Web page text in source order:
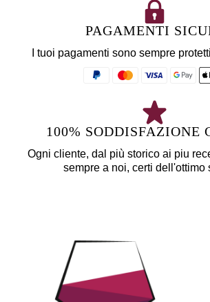
PAGAMENTI
I tuoi pagamenti sono sempre
100% SODDISFAZIONE
Ogni cliente, dal più storico ai piu
sempre a noi, certi dell'ottimo